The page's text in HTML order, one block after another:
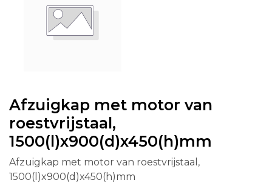
Afzuigkap met motor van
roestvrijstaal,
1500(l)x900(d)x450(h)mm
Afzuigkap met motor van roestvrijstaal,
1500(l)x900(d)x450(h)mm